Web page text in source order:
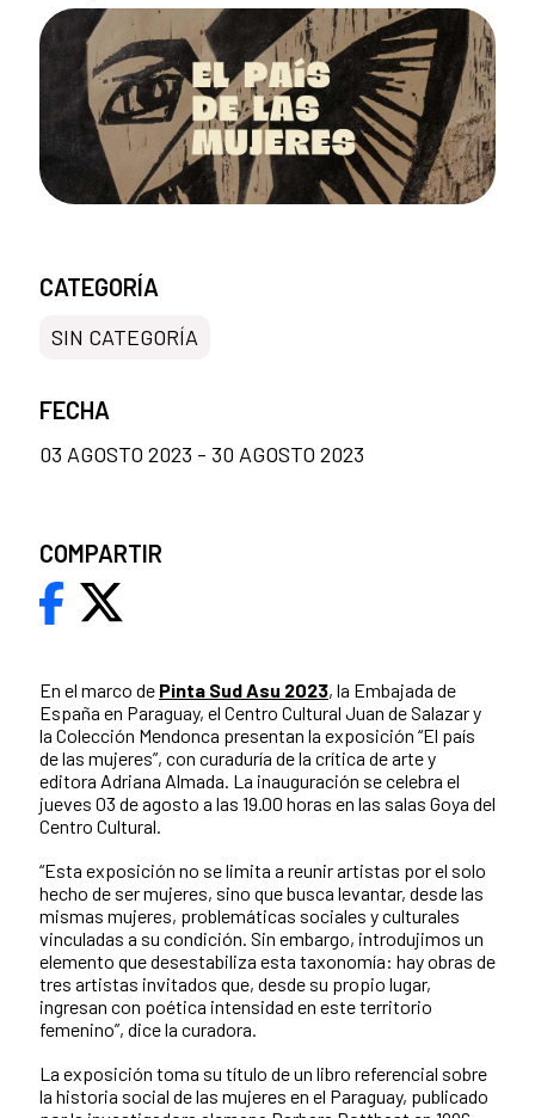
En el marco de Pinta Sud Asu 2023, la Embajada de
España en Paraguay, el Centro Cultural Juan de Salazar y
la Colección Mendonca presentan la exposición “El país
de las mujeres”, con curaduría de la crítica de arte y
editora Adriana Almada. La inauguración se celebra el
jueves 03 de agosto a las 19.00 horas en las salas Goya del
Centro Cultural.
“Esta exposición no se limita a reunir artistas por el solo
hecho de ser mujeres, sino que busca levantar, desde las
mismas mujeres, problemáticas sociales y culturales
vinculadas a su condición. Sin embargo, introdujimos un
elemento que desestabiliza esta taxonomía: hay obras de
tres artistas invitados que, desde su propio lugar,
ingresan con poética intensidad en este territorio
femenino”, dice la curadora.
La exposición toma su título de un libro referencial sobre
la historia social de las mujeres en el Paraguay, publicado
CATEGORÍA
SIN CATEGORÍA
FECHA
03 AGOSTO 2023 - 30 AGOSTO 2023
COMPARTIR